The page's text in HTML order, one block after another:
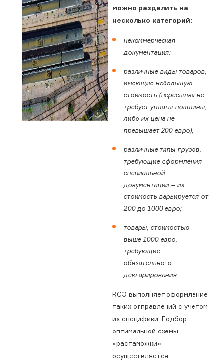
можно разделить на
несколько категорий:
некоммерческая
документация;
различные виды товаров,
имеющие небольшую
стоимость (пересылка не
требует уплаты пошлины,
либо их цена не
превышает 200 евро);
различные типы грузов,
требующие оформления
специальной
документации – их
стоимость варьируется от
200 до 1000 евро;
товары, стоимостью
выше 1000 евро,
требующие
обязательного
декларирования.
КСЭ выполняет оформление
таких отправлений с учетом
их специфики. Подбор
оптимальной схемы
«растаможки»
осуществляется